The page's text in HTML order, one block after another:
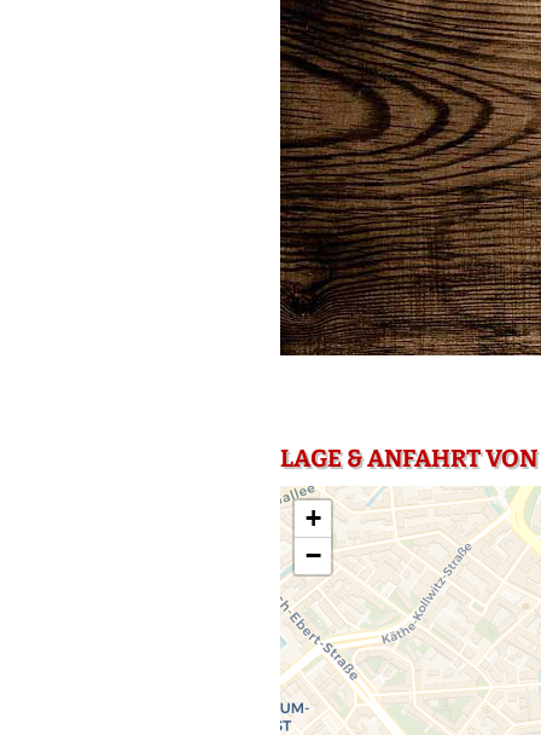
LAGE & ANFAHRT
+
−